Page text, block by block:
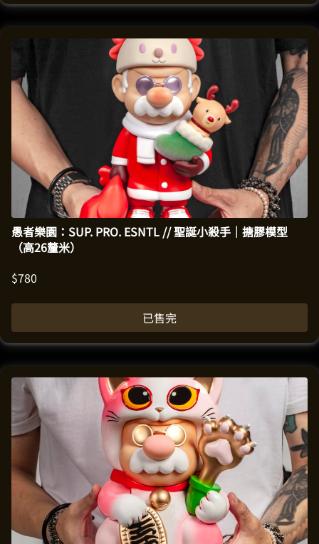
愚者樂園：SUP. PRO. ESNTL // 聖誕小殺手｜搪膠模型
（高26釐米）
$780
已售完